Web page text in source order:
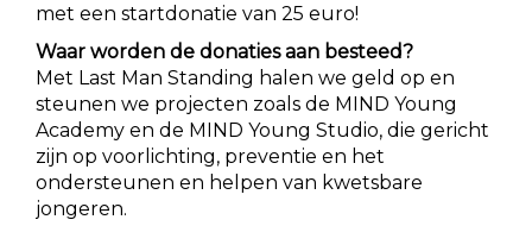
met een startdonatie van 25 euro!
Waar worden de donaties aan besteed?
Met Last Man Standing halen we geld op en
steunen we projecten zoals de MIND Young
Academy en de MIND Young Studio, die gericht
zijn op voorlichting, preventie en het
ondersteunen en helpen van kwetsbare
jongeren.